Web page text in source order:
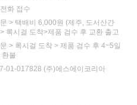
화 접수
> 택배비 6,000원 (제주, 도서산간
록시걸 도착>제품 검수 후 교환 출고
> 록시걸 도착 > 제품 검수 후 4~5일
환불
01-017828 (주)에스에이코리아